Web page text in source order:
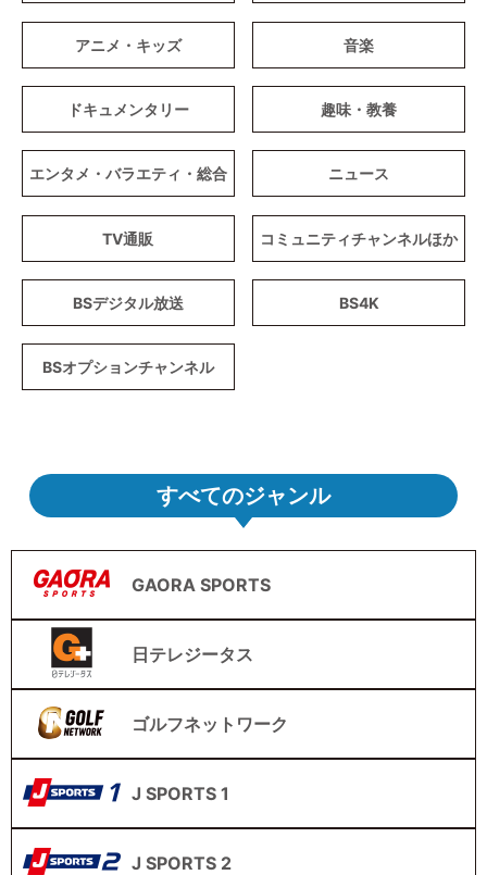
アニメ・キッズ 音楽
ドキュメンタリー 趣味・教養
エンタメ・バラエティ・総合 ニュース
TV通販 コミュニティチャンネルほか
BSデジタル放送 BS4K
BSオプションチャンネル
すべてのジャンル
GAORA SPORTS
日テレジータス
ゴルフネットワーク
J SPORTS 1
J SPORTS 2